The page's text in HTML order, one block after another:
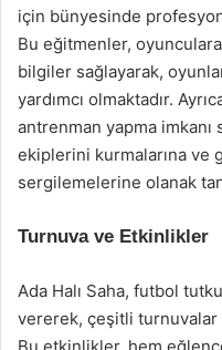
için bünyesinde
Bu eğitmenler,
bilgiler sağlayarak,
yardımcı olmaktadır.
antrenman yapma
ekiplerini kurmalarına ve
sergilemelerine olanak
Turnuva ve Etkinlikler
Ada Halı Saha, futbol
vererek, çeşitli